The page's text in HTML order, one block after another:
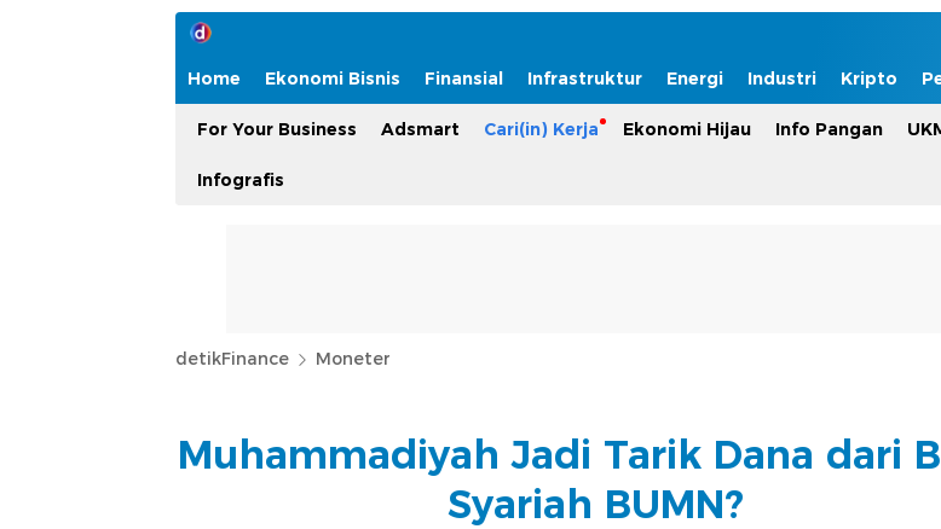
Home Ekonomi Bisnis Finansial Infrastruktur Energi Industri Kripto
For Your Business Adsmart Cari(in) Kerja Ekonomi Hijau Info Pangan
Infografis
detikFinance Moneter
Muhammadiyah Jadi Tarik Dana dari
Syariah BUMN?